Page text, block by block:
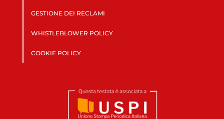
GESTIONE DEI RECLAMI
WHISTLEBLOWER POLICY
COOKIE POLICY